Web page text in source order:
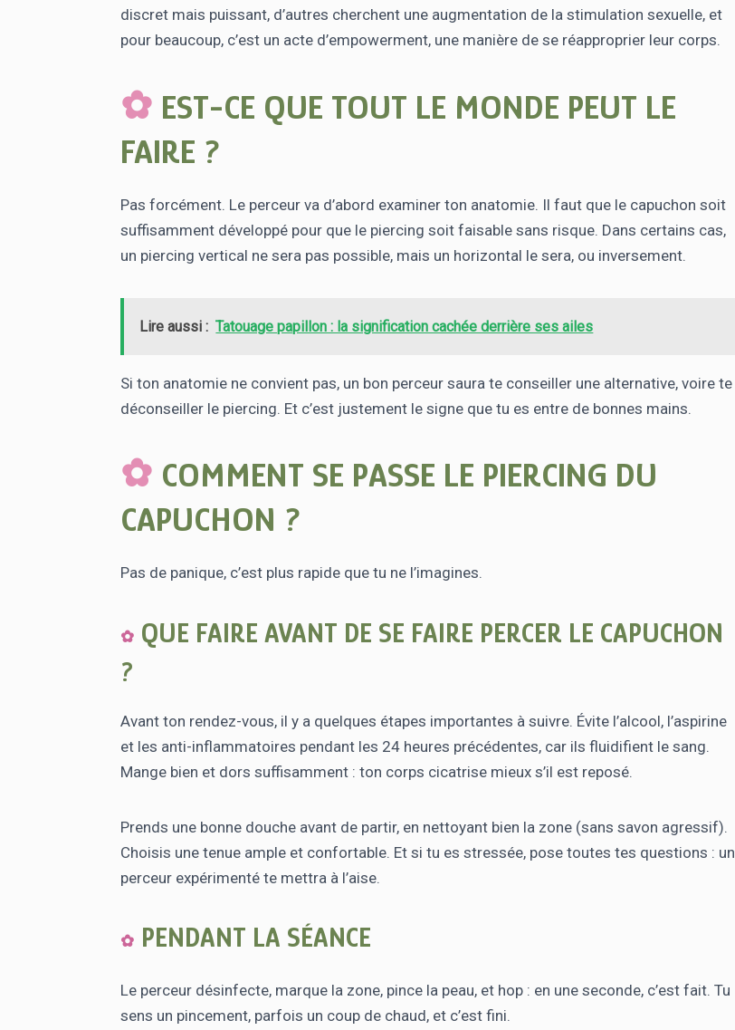
discret mais puissant, d’autres cherchent une augmentation de la stimulation sexuelle, et
pour beaucoup, c’est un acte d’empowerment, une manière de se réapproprier leur corps.
EST-CE QUE TOUT LE MONDE PEUT LE
FAIRE ?
Pas forcément. Le perceur va d’abord examiner ton anatomie. Il faut que le capuchon soit
suffisamment développé pour que le piercing soit faisable sans risque. Dans certains cas,
un piercing vertical ne sera pas possible, mais un horizontal le sera, ou inversement.
Lire aussi : Tatouage papillon : la signification cachée derrière ses ailes
Si ton anatomie ne convient pas, un bon perceur saura te conseiller une alternative, voire te
déconseiller le piercing. Et c’est justement le signe que tu es entre de bonnes mains.
COMMENT SE PASSE LE PIERCING DU
CAPUCHON ?
Pas de panique, c’est plus rapide que tu ne l’imagines.
QUE FAIRE AVANT DE SE FAIRE PERCER LE CAPUCHON
?
Avant ton rendez-vous, il y a quelques étapes importantes à suivre. Évite l’alcool, l’aspirine
et les anti-inflammatoires pendant les 24 heures précédentes, car ils fluidifient le sang.
Mange bien et dors suffisamment : ton corps cicatrise mieux s’il est reposé.
Prends une bonne douche avant de partir, en nettoyant bien la zone (sans savon agressif).
Choisis une tenue ample et confortable. Et si tu es stressée, pose toutes tes questions : un
perceur expérimenté te mettra à l’aise.
PENDANT LA SÉANCE
Le perceur désinfecte, marque la zone, pince la peau, et hop : en une seconde, c’est fait. Tu
sens un pincement, parfois un coup de chaud, et c’est fini.